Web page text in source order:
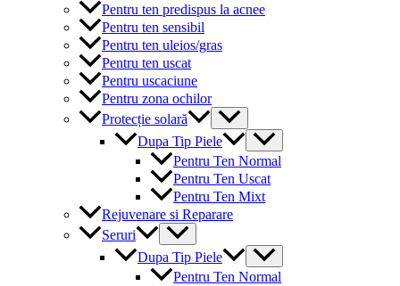
Pentru ten predispus la acnee
Pentru ten sensibil
Pentru ten uleios/gras
Pentru ten uscat
Pentru uscaciune
Pentru zona ochilor
Protecție solară
Menu
Toggle
Dupa Tip Piele
Menu
Toggle
Pentru Ten Normal
Pentru Ten Uscat
Pentru Ten Mixt
Rejuvenare si Reparare
Seruri
Menu
Toggle
Dupa Tip Piele
Menu
Toggle
Pentru Ten Normal